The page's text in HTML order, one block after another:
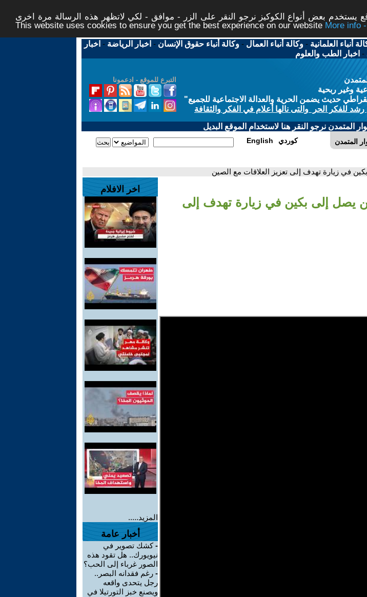
يستخدم بعض أنواع الكوكيز نرجو النقر على الزر - موافق - لكي لاتظهر هذه الرسالة مرة اخرى -
This website uses cookies to ensure you get the best experience on our website
أنباء العلمانية -وكالة أنباء العمال -وكالة أنباء حقوق الإنسان - اخبار الرياضة - اخبار
- اخبار الطب والعلوم
التبرع للموقع - ادعمونا
وغير ربحية
حديث يضمن الحرية والعدالة الاجتماعية للجميع"
للفكر الحر والتى نالها أعلام في الفكر والثقافة
المتمدن نرجو النقر هنا لاستخدام الموقع البديل
المتمدن English كوردي
في زيارة تهدف إلى تعزيز العلاقات مع الصين
يصل إلى بكين في زيارة تهدف إلى
اخر الافلام
المزيد.....
أخبار عامة
-كشك تصوير في
نيويورك.. هل تقود هذه
الصور غرباء إلى الحب؟
- رغم فقدانه البصر..
رجل يتحدى واقعه
ويصنع خبز التورتيلا في